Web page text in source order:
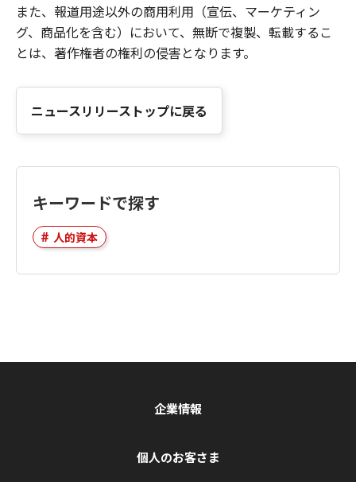
また、報道用途以外の商用利用（宣伝、マーケティン
グ、商品化を含む）において、無断で複製、転載するこ
とは、著作権者の権利の侵害となります。
ニュースリリーストップに戻る
キーワードで探す
人的資本
企業情報
個人のお客さま